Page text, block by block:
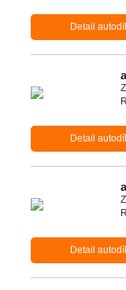
Detail
Detail
Detail